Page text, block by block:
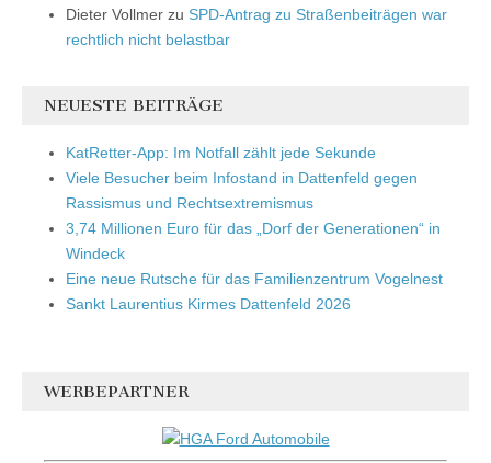
Dieter Vollmer zu SPD-Antrag zu Straßenbeiträgen war
rechtlich nicht belastbar
NEUESTE BEITRÄGE
KatRetter-App: Im Notfall zählt jede Sekunde
Viele Besucher beim Infostand in Dattenfeld gegen
Rassismus und Rechtsextremismus
3,74 Millionen Euro für das „Dorf der Generationen“ in
Windeck
Eine neue Rutsche für das Familienzentrum Vogelnest
Sankt Laurentius Kirmes Dattenfeld 2026
WERBEPARTNER